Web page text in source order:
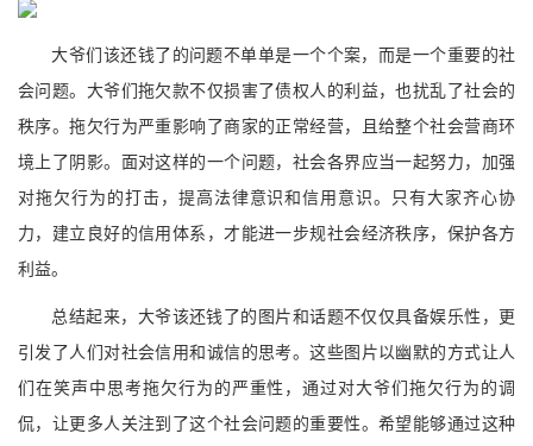
大爷们该还钱了的问题不单单是一个个案，而是一个重要的社
会问题。大爷们拖欠款不仅损害了债权人的利益，也扰乱了社会的
秩序。拖欠行为严重影响了商家的正常经营，且给整个社会营商环
境上了阴影。面对这样的一个问题，社会各界应当一起努力，加强
对拖欠行为的打击，提高法律意识和信用意识。只有大家齐心协
力，建立良好的信用体系，才能进一步规社会经济秩序，保护各方
利益。
总结起来，大爷该还钱了的图片和话题不仅仅具备娱乐性，更
引发了人们对社会信用和诚信的思考。这些图片以幽默的方式让人
们在笑声中思考拖欠行为的严重性，通过对大爷们拖欠行为的调
侃，让更多人关注到了这个社会问题的重要性。希望能够通过这种